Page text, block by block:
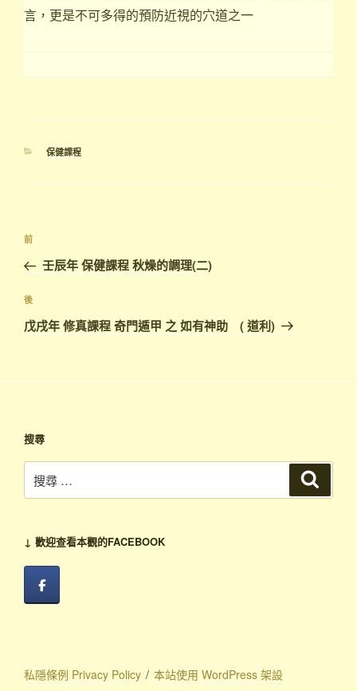
言，更是不可多得的預防近視的穴道之一
分
保健課程
文
導
覽
上
一
篇
文
章
前
壬辰年 保健課程 秋燥的調理(二)
下
篇
文
後
戊戌年 修真課程 奇門遁甲 之 如有神助 ( 道利)
搜尋
尋：
↓ 歡迎查看本觀的FACEBOOK
私隱條例 Privacy Policy 本站使用 WordPress 架設